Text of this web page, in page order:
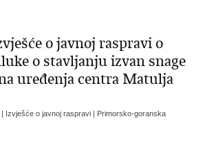
o javnoj raspravi o
o stavljanju izvan snage
uređenja centra Matulja
Izvješće o javnoj raspravi | Primorsko-goranska